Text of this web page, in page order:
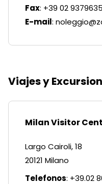
Fax: +39 02
E-mail:
Viajes y
Milan Visitor
Largo Cairoli, 18
20121 Milano
Telefonos: +39.02